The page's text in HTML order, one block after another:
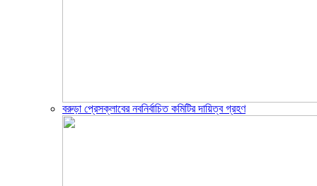
বরুড়া প্রেসক্লাবের নবনির্বাচিত কমিটির দায়িত্ব গ্রহণ